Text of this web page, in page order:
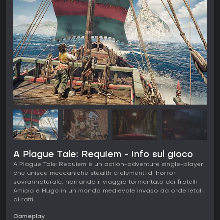
A Plague Tale: Requiem - info sul gioco
A Plague Tale: Requiem è un action-adventure single-player
che unisce meccaniche stealth a elementi di horror
sovrannaturale, narrando il viaggio tormentato dei fratelli
Amicia e Hugo in un mondo medievale invaso da orde letali
di ratti.
Gameplay